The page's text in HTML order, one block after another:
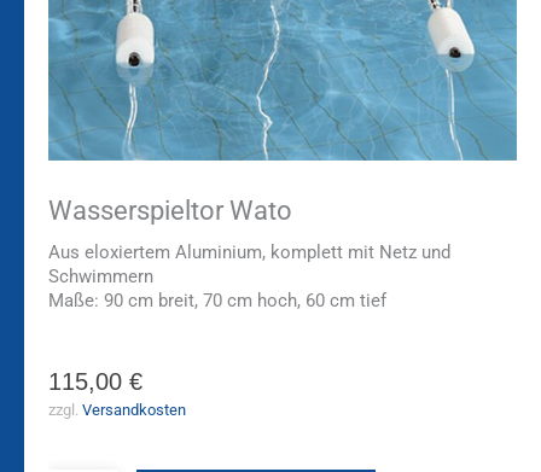
Wasserspieltor Wato
Aus eloxiertem Aluminium, komplett mit Netz und
Schwimmern
Maße: 90 cm breit, 70 cm hoch, 60 cm tief
115,00 €
zzgl. Versandkosten